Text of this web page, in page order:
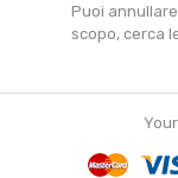
Puoi
scopo, cerca